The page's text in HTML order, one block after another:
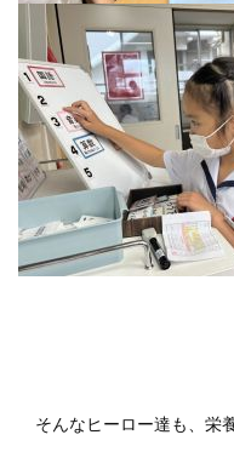
そんなヒーロー達も、栄